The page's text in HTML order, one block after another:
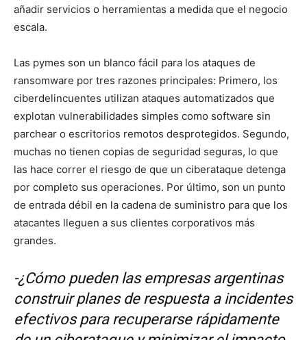
añadir servicios o herramientas a medida que el negocio
escala.
Las pymes son un blanco fácil para los ataques de
ransomware por tres razones principales: Primero, los
ciberdelincuentes utilizan ataques automatizados que
explotan vulnerabilidades simples como software sin
parchear o escritorios remotos desprotegidos. Segundo,
muchas no tienen copias de seguridad seguras, lo que
las hace correr el riesgo de que un ciberataque detenga
por completo sus operaciones. Por último, son un punto
de entrada débil en la cadena de suministro para que los
atacantes lleguen a sus clientes corporativos más
grandes.
-¿Cómo pueden las empresas argentinas
construir planes de respuesta a incidentes
efectivos para recuperarse rápidamente